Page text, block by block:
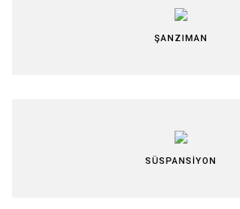
ŞANZIMAN
SÜSPANSİYON